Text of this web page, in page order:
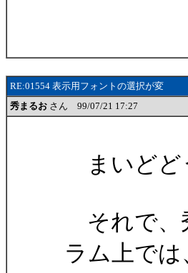
RE:01554 表示用フォントの選択が変
秀まるお さん 99/07/21 17:27
まいどど
それで、
ラム上で